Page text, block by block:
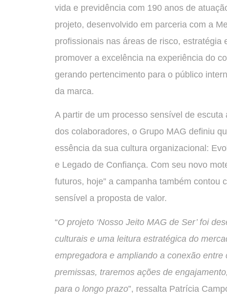
vida e previdência com 190 anos de
projeto, desenvolvido em parceria com a
profissionais nas áreas de risco,
promover a excelência na experiência do
gerando pertencimento para o público
da marca.
A partir de um processo sensível de
dos colaboradores, o Grupo MAG definiu
essência da sua cultura organizacional:
e Legado de Confiança. Com seu novo
futuros, hoje” a campanha também contou
sensível a proposta de valor.
“O projeto ‘Nosso Jeito MAG de Ser’ foi
culturais e uma leitura estratégica do
empregadora e ampliando a conexão
premissas, traremos ações de
para o longo prazo”, ressalta Patrícia